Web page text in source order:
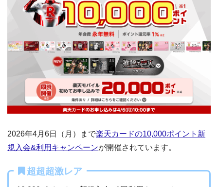
2026年4月6日（月）まで楽天カードの10,000ポイント新
規入会&利用キャンペーンが開催されています。
超超超激レア